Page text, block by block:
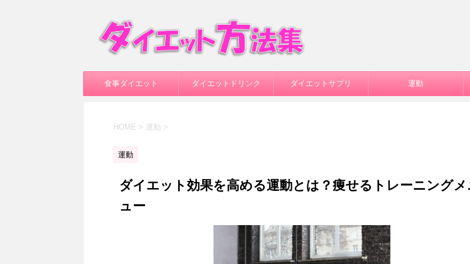
食事ダイエット ダイエットドリンク ダイエットサプリ 運動
HOME > 運動 >
運動
ダイエット効果を高める運動とは？痩せるトレーニングメ
ュー